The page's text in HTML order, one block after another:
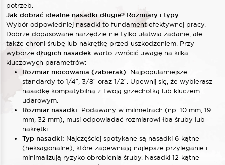
potrzeb.
Jak dobrać idealne nasadki długie? Rozmiary i typy
Wybór odpowiedniej nasadki to fundament efektywnej pracy.
Dobrze dopasowane narzędzie nie tylko ułatwia zadanie, ale
także chroni śrubę lub nakrętkę przed uszkodzeniem. Przy
wyborze długich nasadek warto zwrócić uwagę na kilka
kluczowych parametrów:
Rozmiar mocowania (zabierak): Najpopularniejsze
standardy to 1/4″, 3/8″ oraz 1/2″. Upewnij się, że wybierasz
nasadkę kompatybilną z Twoją grzechotką lub kluczem
udarowym.
Rozmiar nasadki: Podawany w milimetrach (np. 10 mm, 19
mm, 32 mm), musi odpowiadać rozmiarowi łba śruby lub
nakrętki.
Typ nasadki: Najczęściej spotykane są nasadki 6-kątne
(heksagonalne), które zapewniają najlepsze przyleganie i
minimalizują ryzyko obrobienia śruby. Nasadki 12-kątne